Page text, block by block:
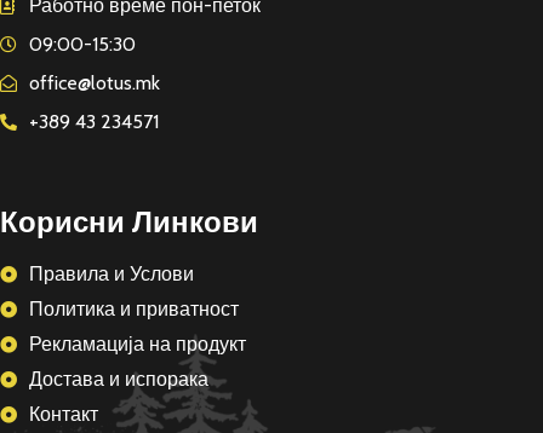
Работно време пон-петок
09:00-15:30
office@lotus.mk
+389 43 234571
Корисни Линкови
Правила и Услови
Политика и приватност
Рекламација на продукт
Достава и испорака
Контакт